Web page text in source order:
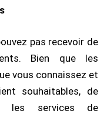
pas recevoir de
Bien que les
vous connaissez et
souhaitables, de
les services de